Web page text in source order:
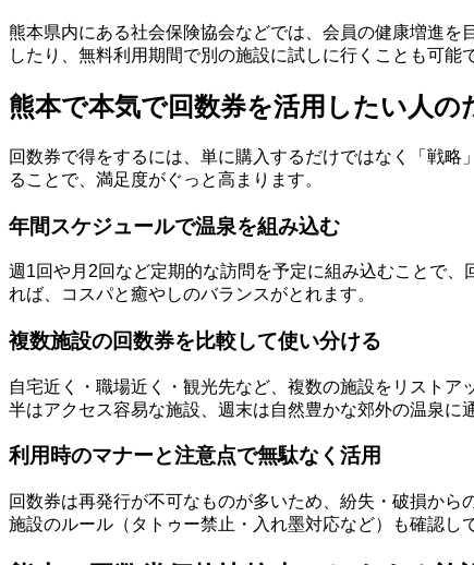
熊本県内にある社会保険協会などでは、会員の健康増進
したり、無料利用期間で別の施設に試しに行くことも可能
熊本で本気で回数券を活用したい人の
回数券で得をするには、単に購入するだけではなく「戦
ることで、満足度がぐっと高まります。
年間スケジュールで温泉を組み込む
週1回や月2回など定期的な訪問を予定に組み込むことで
れば、コスパと癒やしのバランスがとれます。
複数施設の回数券を比較して使い分ける
自宅近く・職場近く・観光先など、複数の施設をリスト
半はアクセス容易な施設、週末は自然豊かな郊外の温泉に
利用時のマナーと注意点で無駄なく活用
回数券は再発行が不可なものが多いため、紛失・破損か
施設のルール（タトゥー禁止・入れ墨対応など）も確認し